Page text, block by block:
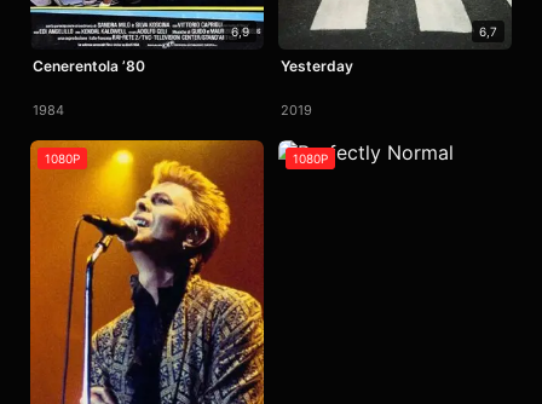
6,9
Cenerentola ’80
1984
6,7
Yesterday
2019
1080P 1080P